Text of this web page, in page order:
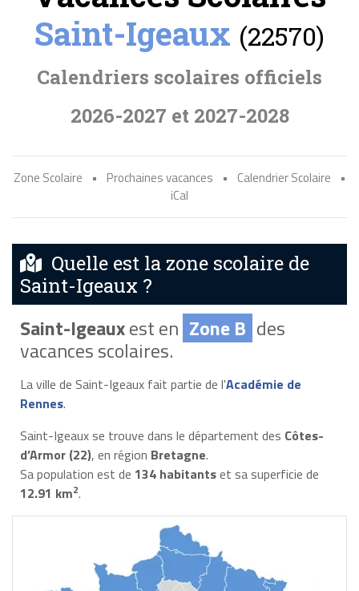
Saint-Igeaux (22570)
Calendriers scolaires officiels
2026-2027 et 2027-2028
Zone Scolaire • Prochaines vacances • Calendrier Scolaire
•
iCal
Quelle est la zone scolaire de
Saint-Igeaux ?
Saint-Igeauxest en Zone B des
vacances scolaires.
La ville de Saint-Igeaux fait partie de l'Académie de
Rennes.
Saint-Igeaux se trouve dans le département des Côtes-
d’Armor (22), en région Bretagne.
Sa population est de 134 habitantset sa superficie de
12.91 km2.